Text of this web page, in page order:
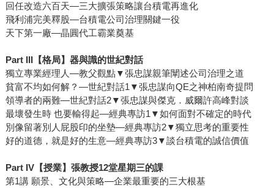
回任改造六百天—三大擴張策略讓台積電再進化
飛利浦完美釋股—台積電公司治理關鍵一役
天下第一廠—晶圓代工霸業奠基
Part III【格局】器與識的世紀對話
獨立專業經理人—教父觀點▼張忠謀親筆闡述公司治理之道
貧富不均如何解？—世紀對話1▼張忠謀向QE之神柏南奇提問
領導者的兩難—世紀對話2▼張忠謀與傑克．威爾許高峰對談
最壞發生時 也要輸得起—經典專訪1▼如何面對不確定的時代
別像留著別人屁股印的坐墊—經典專訪2▼獨立思考的重要性
好的道德，就是好的生意—經典專訪3▼談台積電的誠信價值
Part IV【授業】張教授12堂星期三的課
第1講 願景、文化與策略—企業最重要的三大根基